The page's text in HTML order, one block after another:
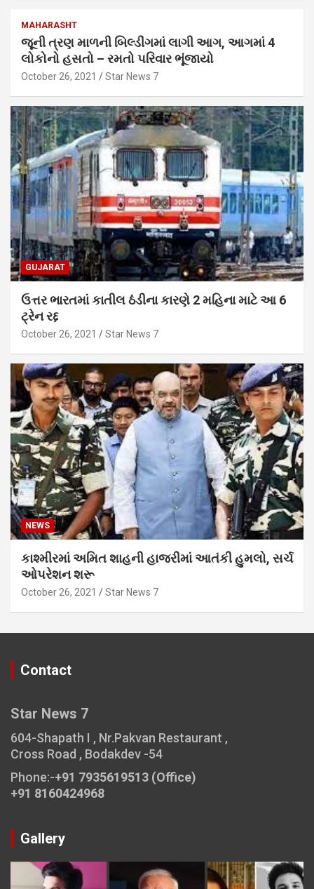
MAHARASHT
જૂની ત્રણ માળની બિલ્ડીંગમાં લાગી આગ, આગમાં 4
લોકોનો હસતો – રમતો પરિવાર ભૂંજાયો
October 26, 2021 Star News 7
GUJARAT
ઉત્તર ભારતમાં કાતીલ ઠંડીના કારણે 2 મહિના માટે આ 6
ટ્રેન રદ્દ
October 26, 2021 Star News 7
NEWS
કાશ્મીરમાં અમિત શાહની હાજરીમાં આતંકી હુમલો, સર્ચ
ઓપરેશન શરૂ
October 26, 2021 Star News 7
Contact
Star News 7
604-Shapath I , Nr.Pakvan Restaurant ,
Cross Road , Bodakdev -54
Phone:-+91 7935619513 (Office)
+91 8160424968
Gallery